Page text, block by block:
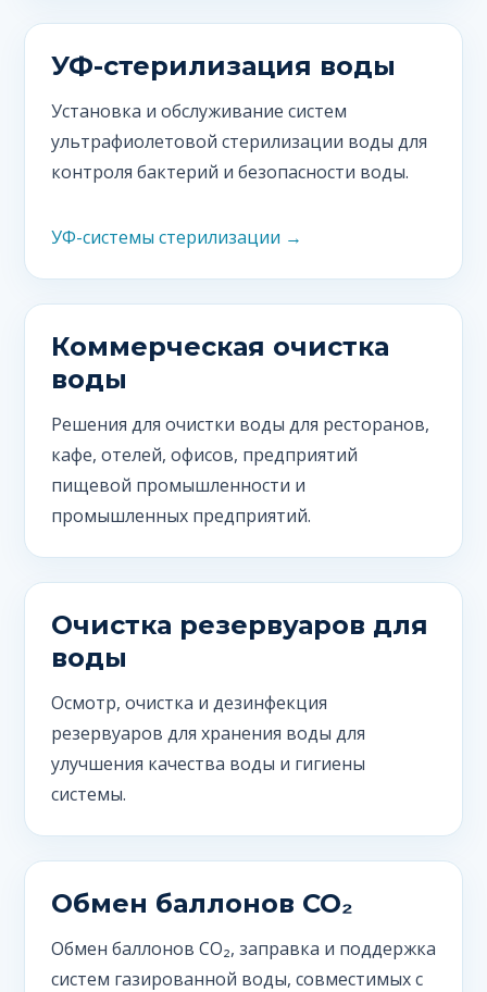
УФ-стерилизация воды
Установка и обслуживание систем
ультрафиолетовой стерилизации воды для
контроля бактерий и безопасности воды.
УФ-системы стерилизации →
Коммерческая очистка
воды
Решения для очистки воды для ресторанов,
кафе, отелей, офисов, предприятий
пищевой промышленности и
промышленных предприятий.
Очистка резервуаров для
воды
Осмотр, очистка и дезинфекция
резервуаров для хранения воды для
улучшения качества воды и гигиены
системы.
Обмен баллонов CO₂
Обмен баллонов CO₂, заправка и поддержка
систем газированной воды, совместимых с